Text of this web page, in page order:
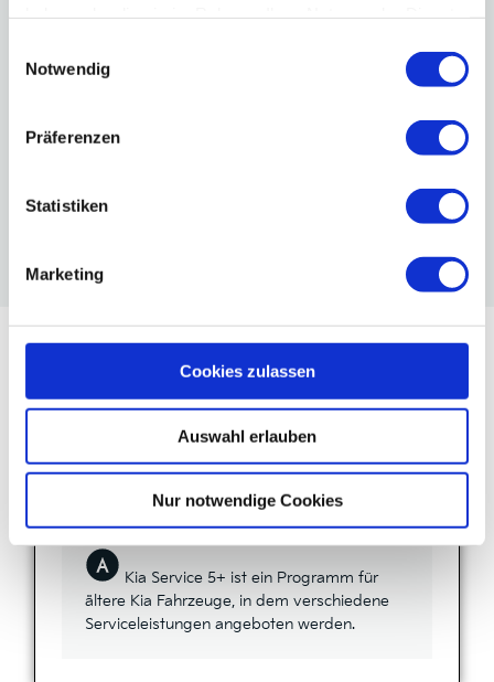
Notwendig
Präferenzen
Statistiken
Marketing
Cookies zulassen
Auswahl erlauben
Nur notwendige Cookies
Wir überprüfen bei der Inspektion, ob dein Fahrzeug
in allen Bereichen tadellos funktioniert und du sicher
sämtlicher Sicherheitssysteme und Verschleißteile.
TERMIN VEREINBAREN
Antworten auf deine Fragen.
Q Was ist Kia Service 5+?
Kia Service 5+ ist ein Programm für
ältere Kia Fahrzeuge, in dem verschiedene
Serviceleistungen angeboten werden.